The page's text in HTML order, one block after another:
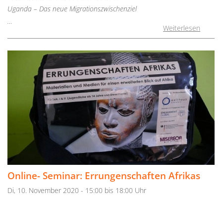
Uganda – Das neue Migrationszwischenziel
…
Weiterlesen
Online- Seminar: Errungenschaften Afrikas
Di, 10. November 2020 - 15:00 bis 18:00 Uhr